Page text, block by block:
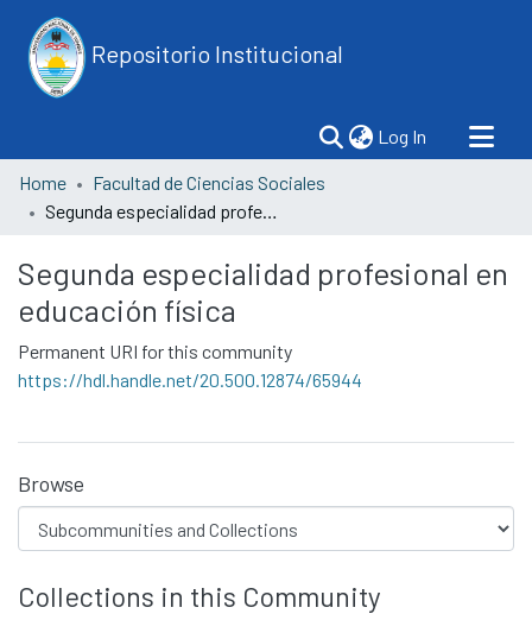
Repositorio Institucional
Log In (current)
Home
Facultad de Ciencias Sociales
Segunda especialidad profesional en educación física
Segunda especialidad profesional en
educación física
Permanent URI for this community
https://hdl.handle.net/20.500.12874/65944
Browse
Collections in this Community